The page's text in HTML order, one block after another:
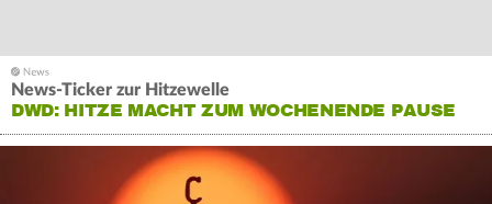
News-Ticker zur Hitzewelle
DWD: HITZE MACHT ZUM WOCHENENDE PAUSE